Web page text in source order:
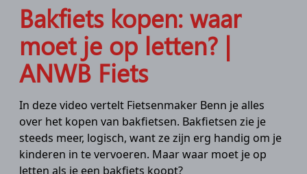
Bakfiets kopen: waar
moet je op letten? |
ANWB Fiets
In deze video vertelt Fietsenmaker Benn je alles
over het kopen van bakfietsen. Bakfietsen zie je
steeds meer, logisch, want ze zijn erg handig om je
kinderen in te vervoeren. Maar waar moet je op
letten als je een bakfiets koopt?